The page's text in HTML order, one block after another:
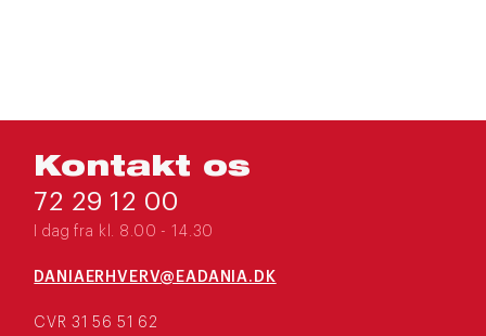
Kontakt os
72 29 12 00
I dag fra kl. 8.00 - 14.30
DANIAERHVERV@EADANIA.DK
CVR 31 56 51 62